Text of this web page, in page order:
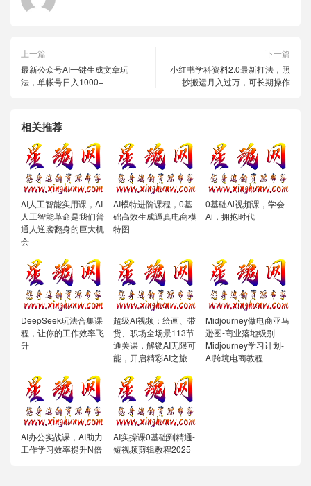
上一篇
最新公众号AI一键生成文章玩
法，单帐号日入1000+
下一篇
小红书学科资料2.0最新打法，照
抄搬运月入过万，可长期操作
相关推荐
AI人工智能实用课，AI
人工智能革命是我们普
通人逆袭翻身的巨大机
会
AI模特进阶课程，0基
础高效生成逼真电商模
特图
0基础Ai视频课，学会
Ai，拥抱时代
DeepSeek玩法合集课
程，让你的工作效率飞
升
超级AI视频：绘画、带
货、职场全场景113节
通关课，解锁AI无限可
能，开启精彩AI之旅
Midjourney做电商亚马
逊图-商业落地级别
Midjourney学习计划-
AI跨境电商教程
AI办公实战课，AI助力
工作学习效率提升N倍
AI实操课0基础到精通-
短视频剪辑教程2025